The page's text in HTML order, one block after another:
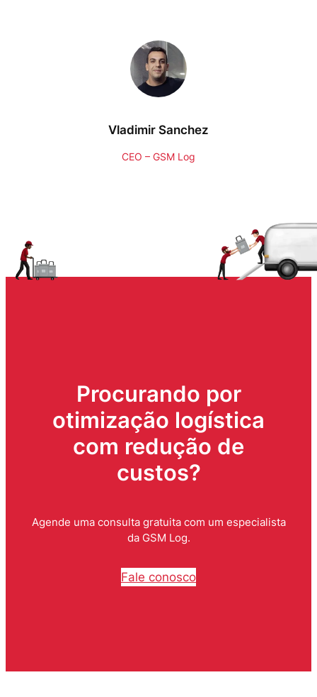
Vladimir Sanchez
CEO – GSM Log
Procurando por
otimização logística
com redução de
custos?
Agende uma consulta gratuita com um especialista
da GSM Log.
Fale conosco